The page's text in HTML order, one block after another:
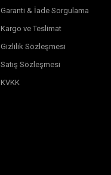
Garanti & İade Sorgulama
Kargo ve Teslimat
Gizlilik Sözleşmesi
Satış Sözleşmesi
KVKK